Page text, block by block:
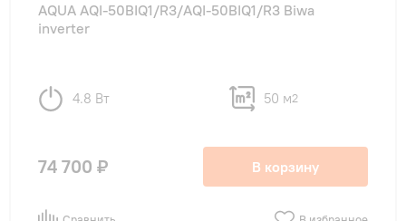
AQUA AQI-50BIQ1/R3/AQI-50BIQ1/R3 Biwa
inverter
4.8 Вт 50 м2
74 700 ₽ В корзину